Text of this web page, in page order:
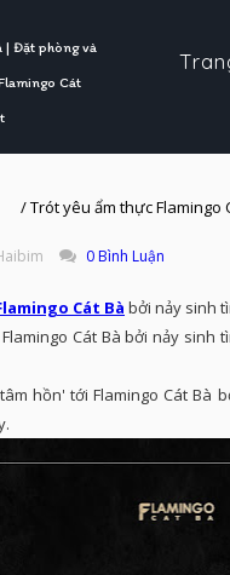
| Đặt phòng và
Cát
/Trót yêu ẩm thực Flamingo
0 Bình Luận
Cát Bà bởi nảy sinh
Cát Bà bởi nảy sinh
hồn' tới Flamingo Cát Bà